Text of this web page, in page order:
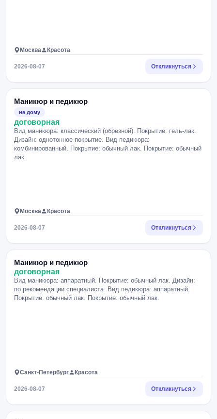
Москва Красота
2026-08-07 Откликнуться
Маникюр и педикюр
на дому
договорная
Вид маникюра: классический (обрезной). Покрытие: гель-лак.
Дизайн: однотонное покрытие. Вид педикюра:
комбинированный. Покрытие: обычный лак. Покрытие: обычный
лак.
Москва Красота
2026-08-07 Откликнуться
Маникюр и педикюр
договорная
Вид маникюра: аппаратный. Покрытие: обычный лак. Дизайн:
по рекомендации специалиста. Вид педикюра: аппаратный.
Покрытие: обычный лак. Покрытие: обычный лак.
Санкт-Петербург Красота
2026-08-07 Откликнуться